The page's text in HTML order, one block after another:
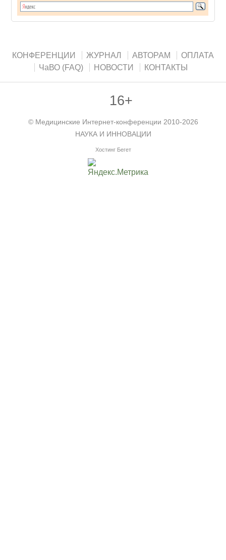
КОНФЕРЕНЦИИ ЖУРНАЛ АВТОРАМ
ОПЛАТА
ЧаВО (FAQ)
НОВОСТИ КОНТАКТЫ
16+
© Медицинские Интернет-конференции 2010-2026
НАУКА И ИННОВАЦИИ
Хостинг Бегет